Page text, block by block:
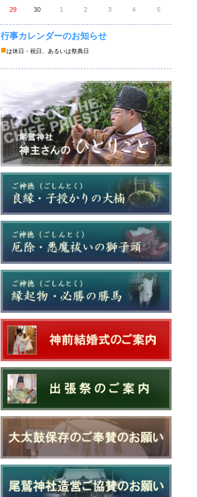
29 30 1 2 3 4 5
行事カレンダーのお知らせ
■は休日・祝日、あるいは祭典日